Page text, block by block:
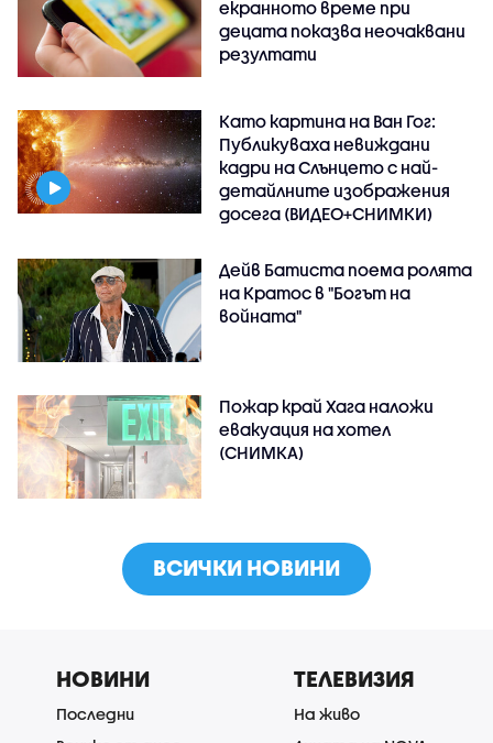
екранното време при
децата показва неочаквани
резултати
Като картина на Ван Гог:
Публикуваха невиждани
кадри на Слънцето с най-
детайлните изображения
досега (ВИДЕО+СНИМКИ)
Дейв Батиста поема ролята
на Кратос в "Богът на
войната"
Пожар край Хага наложи
евакуация на хотел
(СНИМКА)
ВСИЧКИ НОВИНИ
НОВИНИ
Последни
ТЕЛЕВИЗИЯ
На живо